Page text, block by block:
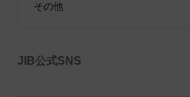
その他
JIB公式SNS